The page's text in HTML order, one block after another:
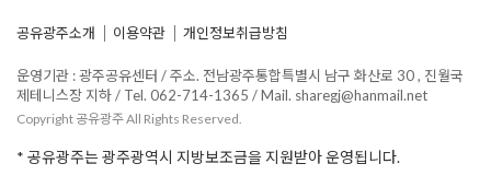
공유광주소개 이용약관 개인정보취급방침
운영기관 : 광주공유센터 / 주소. 전남광주통합특별시 남구 화산로 30 , 진월국
제테니스장 지하 / Tel. 062-714-1365 / Mail. sharegj@hanmail.net
Copyright 공유광주 All Rights Reserved.
* 공유광주는 광주광역시 지방보조금을 지원받아 운영됩니다.